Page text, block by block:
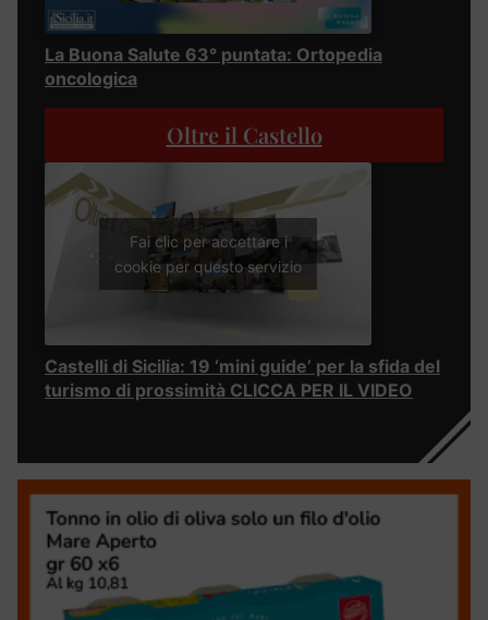
La Buona Salute 63° puntata: Ortopedia
oncologica
Oltre il Castello
Fai clic per accettare i
cookie per questo servizio
Castelli di Sicilia: 19 ‘mini guide’ per la sfida del
turismo di prossimità CLICCA PER IL VIDEO